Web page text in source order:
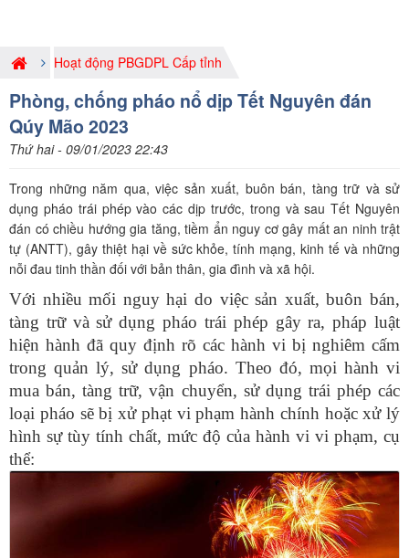
Hoạt động PBGDPL Cấp tỉnh
Phòng, chống pháo nổ dịp Tết Nguyên đán
Qúy Mão 2023
Thứ hai - 09/01/2023 22:43
Trong những năm qua, việc sản xuất, buôn bán, tàng trữ và sử
dụng pháo trái phép vào các dịp trước, trong và sau Tết Nguyên
đán có chiều hướng gia tăng, tiềm ẩn nguy cơ gây mất an ninh trật
tự (ANTT), gây thiệt hại về sức khỏe, tính mạng, kinh tế và những
nỗi đau tinh thần đối với bản thân, gia đình và xã hội.
Với nhiều mối nguy hại do việc sản xuất, buôn bán,
tàng trữ và sử dụng pháo trái phép gây ra, pháp luật
hiện hành đã quy định rõ các hành vi bị nghiêm cấm
trong quản lý, sử dụng pháo. Theo đó, mọi hành vi
mua bán, tàng trữ, vận chuyển, sử dụng trái phép các
loại pháo sẽ bị xử phạt vi phạm hành chính hoặc xử lý
hình sự tùy tính chất, mức độ của hành vi vi phạm, cụ
thể: